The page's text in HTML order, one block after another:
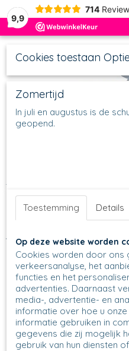
9,9
714
Inloggen Registreren
Sorteer op:
Cookies toestaan
Zomertijd
In juli en augustus is de
geopend.
Toestemming Details
Op deze website worden
Cookies worden door ons
verkeersanalyse, het
functies en het
advertenties. Daarnaast
media-, advertentie- en
informatie over hoe u
informatie gebruiken in
gegevens die zij mogelijk
gebruik van hun diensten